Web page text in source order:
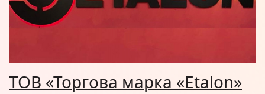
ТОВ «Торгова марка «Еtalon»